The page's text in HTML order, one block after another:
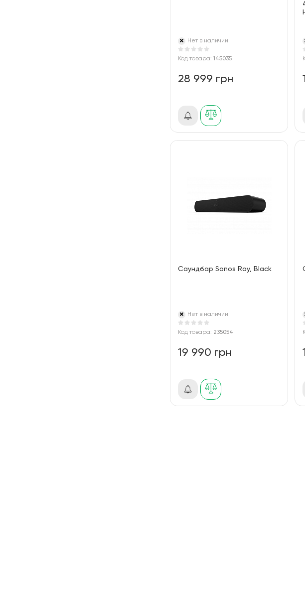
Нет в наличии
Код товара: 145035
28 999 грн
Саундбар Sonos Ray, Black
Нет в наличии
Код товара: 235054
19 990 грн